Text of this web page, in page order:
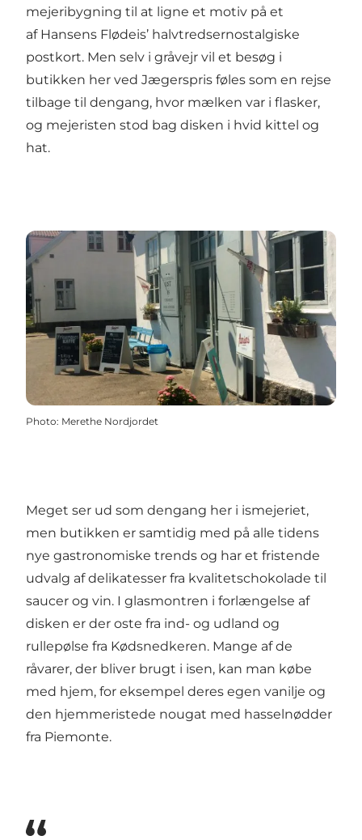
mejeribygning til at ligne et motiv på et
af Hansens Flødeis’ halvtredsernostalgiske
postkort. Men selv i gråvejr vil et besøg i
butikken her ved Jægerspris føles som en rejse
tilbage til dengang, hvor mælken var i flasker,
og mejeristen stod bag disken i hvid kittel og
hat.
Photo: Merethe Nordjordet
Meget ser ud som dengang her i ismejeriet,
men butikken er samtidig med på alle tidens
nye gastronomiske trends og har et fristende
udvalg af delikatesser fra kvalitetschokolade til
saucer og vin. I glasmontren i forlængelse af
disken er der oste fra ind- og udland og
rullepølse fra Kødsnedkeren. Mange af de
råvarer, der bliver brugt i isen, kan man købe
med hjem, for eksempel deres egen vanilje og
den hjemmeristede nougat med hasselnødder
fra Piemonte.